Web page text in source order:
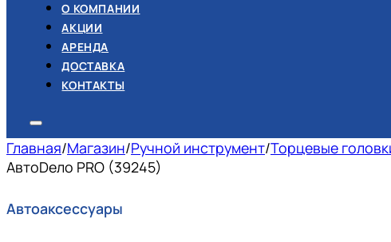
О КОМПАНИИ
АКЦИИ
АРЕНДА
ДОСТАВКА
КОНТАКТЫ
Главная/Магазин/Ручной инструмент/Торцевые
АвтоDело PRO (39245)
Автоаксессуары